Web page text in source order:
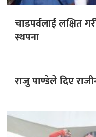
चाडपर्वलाई लक्षित
स्थपना
राजु पाण्डेले दिए